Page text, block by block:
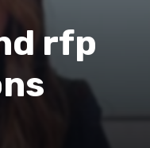
rfp